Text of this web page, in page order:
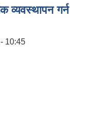
व्यवस्थापन गर्न
10:45